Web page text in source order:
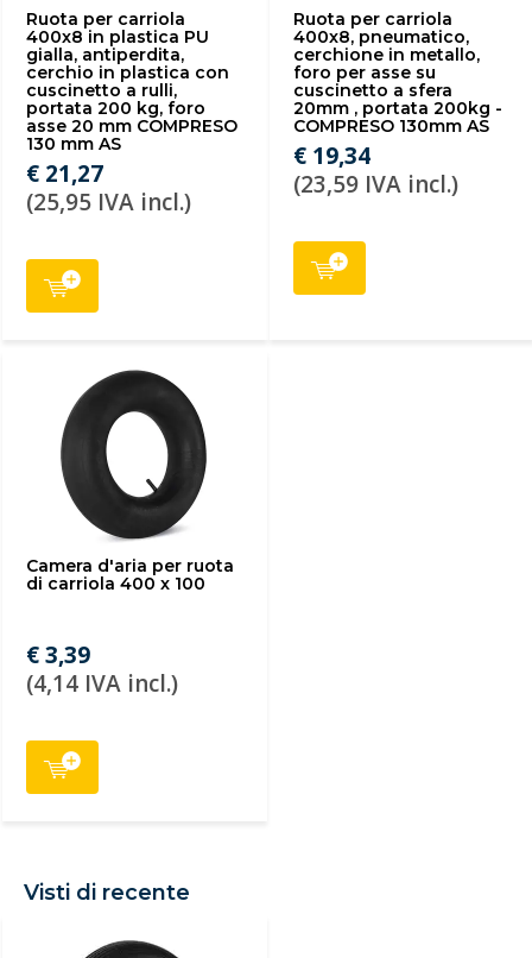
Ruota per carriola
400x8 in plastica PU
gialla, antiperdita,
cerchio in plastica con
cuscinetto a rulli,
portata 200 kg, foro
asse 20 mm COMPRESO
130 mm AS
€ 21,27
(25,95 IVA incl.)
Ruota per carriola
400x8, pneumatico,
cerchione in metallo,
foro per asse su
cuscinetto a sfera
20mm , portata 200kg -
COMPRESO 130mm AS
€ 19,34
(23,59 IVA incl.)
Camera d'aria per ruota
di carriola 400 x 100
€ 3,39
(4,14 IVA incl.)
Visti di recente